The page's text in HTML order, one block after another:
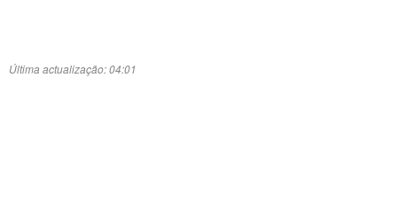
Última actualização: 04:01